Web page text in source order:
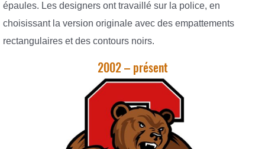
épaules. Les designers ont travaillé sur la police, en
choisissant la version originale avec des empattements
rectangulaires et des contours noirs.
2002 – présent